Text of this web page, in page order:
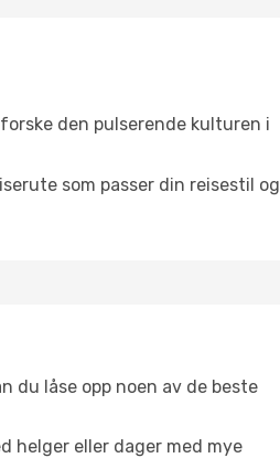
den pulserende kulturen i
som passer din reisestil og
du låse opp noen av de beste
helger eller dager med mye